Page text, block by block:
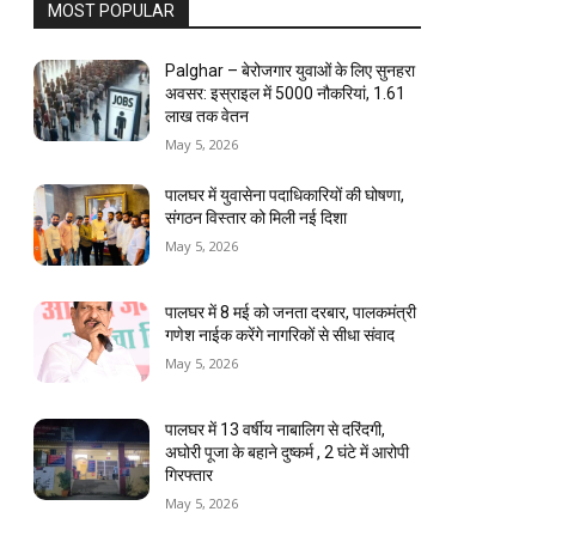
MOST POPULAR
Palghar – बेरोजगार युवाओं के लिए सुनहरा
अवसर: इस्राइल में 5000 नौकरियां, ₹1.61
लाख तक वेतन
May 5, 2026
पालघर में युवासेना पदाधिकारियों की घोषणा,
संगठन विस्तार को मिली नई दिशा
May 5, 2026
पालघर में 8 मई को जनता दरबार, पालकमंत्री
गणेश नाईक करेंगे नागरिकों से सीधा संवाद
May 5, 2026
पालघर में 13 वर्षीय नाबालिग से दरिंदगी,
अघोरी पूजा के बहाने दुष्कर्म , 2 घंटे में आरोपी
गिरफ्तार
May 5, 2026